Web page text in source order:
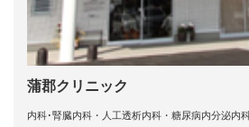
蒲郡クリニック
内科･腎臓内科・人工透析内科・糖尿病内分泌内